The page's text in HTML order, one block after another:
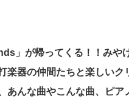
」が帰ってくる！！み
楽器の仲間たちと楽しいク
あんな曲やこんな曲、ピ